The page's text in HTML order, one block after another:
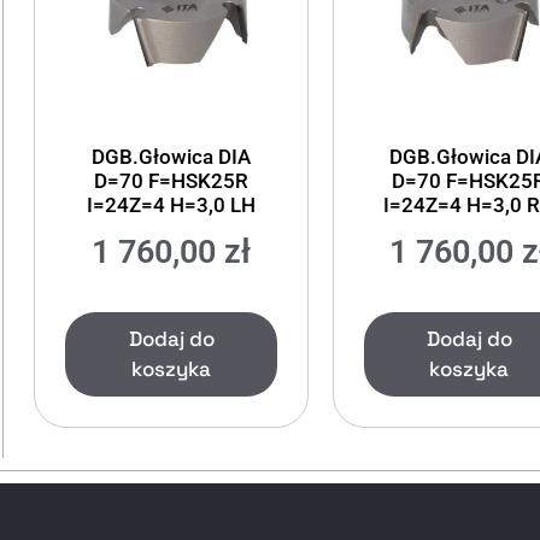
DGB.Głowica DIA
D=70 F=HSK25R
I=24Z=4 H=3,0 LH
1 760,00 zł
Dodaj do
koszyka
DGB.Głowica
D=70
I=24Z=4 H=3,0
1 760,00
Dodaj do
koszyka